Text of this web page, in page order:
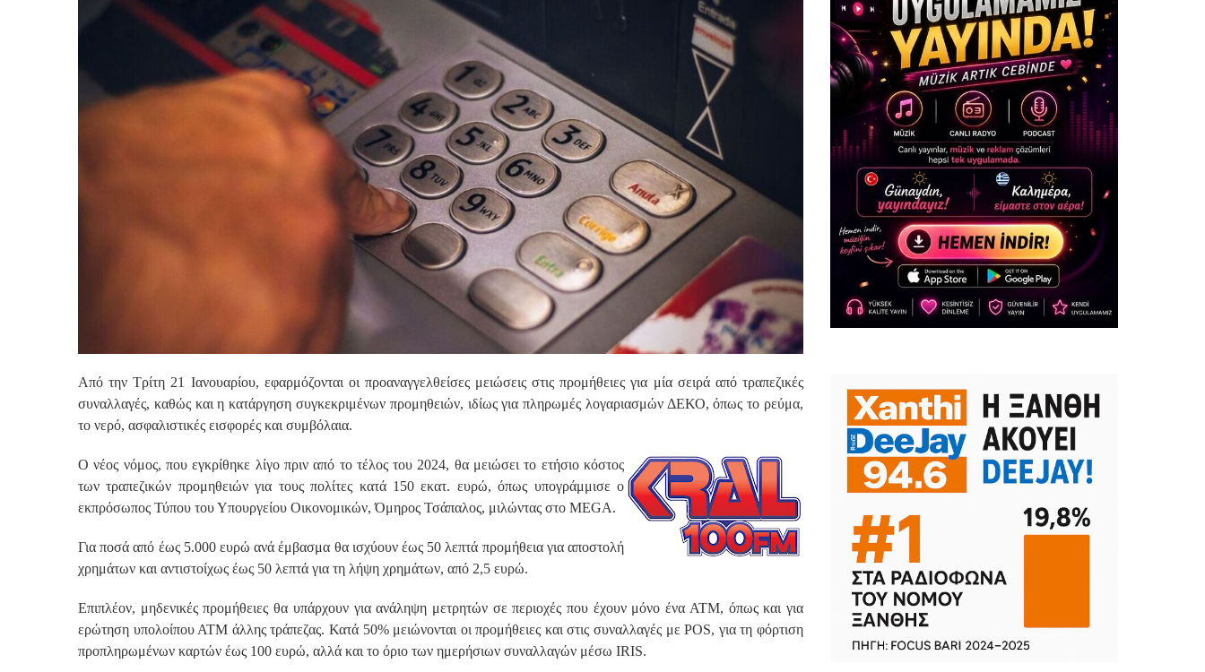
Από την Τρίτη 21 Ιανουαρίου, εφαρμόζονται οι προαναγγελθείσες μειώσεις στις προμήθειες για μία σειρά από τραπεζικές
συναλλαγές, καθώς και η κατάργηση συγκεκριμένων προμηθειών, ιδίως για πληρωμές λογαριασμών ΔΕΚΟ, όπως το ρεύμα,
το νερό, ασφαλιστικές εισφορές και συμβόλαια.
Ο νέος νόμος, που εγκρίθηκε λίγο πριν από το τέλος του 2024, θα μειώσει το ετήσιο κόστος
των τραπεζικών προμηθειών για τους πολίτες κατά 150 εκατ. ευρώ, όπως υπογράμμισε ο
εκπρόσωπος Τύπου του Υπουργείου Οικονομικών, Όμηρος Τσάπαλος, μιλώντας στο MEGA.
Για ποσά από έως 5.000 ευρώ ανά έμβασμα θα ισχύουν έως 50 λεπτά προμήθεια για αποστολή
χρημάτων και αντιστοίχως έως 50 λεπτά για τη λήψη χρημάτων, από 2,5 ευρώ.
Επιπλέον, μηδενικές προμήθειες θα υπάρχουν για ανάληψη μετρητών σε περιοχές που έχουν μόνο ένα ΑΤΜ, όπως και για
ερώτηση υπολοίπου ΑΤΜ άλλης τράπεζας. Κατά 50% μειώνονται οι προμήθειες και στις συναλλαγές με POS, για τη φόρτιση
προπληρωμένων καρτών έως 100 ευρώ, αλλά και το όριο των ημερήσιων συναλλαγών μέσω IRIS.